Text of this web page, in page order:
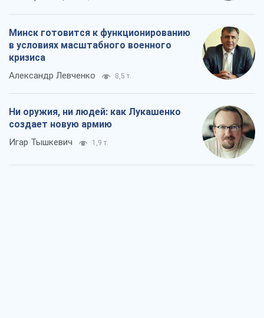
Минск готовится к функционированию
в условиях масштабного военного
кризиса
Александр Левченко 8,5 т.
Ни оружия, ни людей: как Лукашенко
создает новую армию
Игар Тышкевич 1,9 т.